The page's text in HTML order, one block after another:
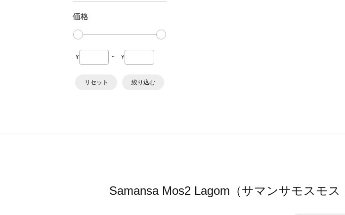
価格
¥ ~ ¥
リセット 絞り込む
Samansa Mos2 Lagom（サマンサモスモ